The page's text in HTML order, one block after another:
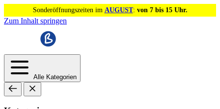
Sonderöffnungszeiten im AUGUST: von 7 bis 15 Uhr.
Zum Inhalt springen
Alle Kategorien